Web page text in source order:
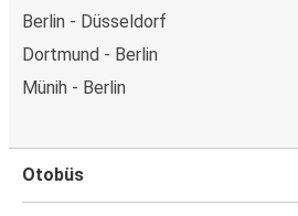
Berlin - Düsseldorf
Dortmund - Berlin
Münih - Berlin
Otobüs